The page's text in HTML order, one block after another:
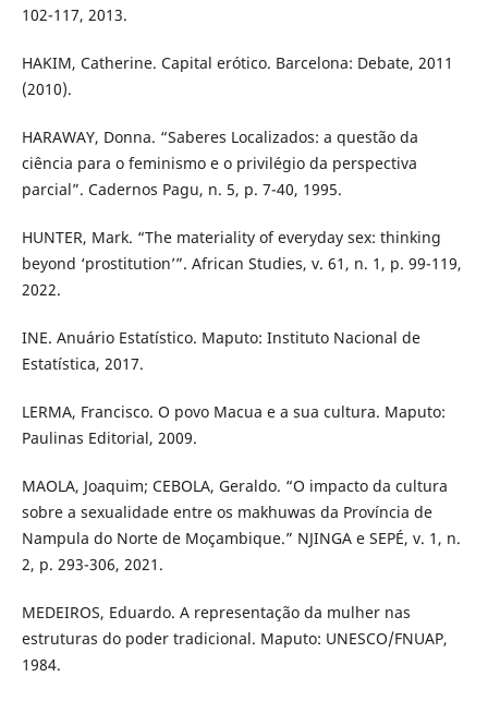
102-117, 2013.
HAKIM, Catherine. Capital erótico. Barcelona: Debate, 2011
(2010).
HARAWAY, Donna. “Saberes Localizados: a questão da
ciência para o feminismo e o privilégio da perspectiva
parcial”. Cadernos Pagu, n. 5, p. 7-40, 1995.
HUNTER, Mark. “The materiality of everyday sex: thinking
beyond ‘prostitution’”. African Studies, v. 61, n. 1, p. 99-119,
2022.
INE. Anuário Estatístico. Maputo: Instituto Nacional de
Estatística, 2017.
LERMA, Francisco. O povo Macua e a sua cultura. Maputo:
Paulinas Editorial, 2009.
MAOLA, Joaquim; CEBOLA, Geraldo. “O impacto da cultura
sobre a sexualidade entre os makhuwas da Província de
Nampula do Norte de Moçambique.” NJINGA e SEPÉ, v. 1, n.
2, p. 293-306, 2021.
MEDEIROS, Eduardo. A representação da mulher nas
estruturas do poder tradicional. Maputo: UNESCO/FNUAP,
1984.